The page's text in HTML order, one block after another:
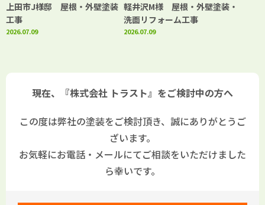
上田市J様邸 屋根・外壁塗装
工事
2026.07.09
軽井沢M様 屋根・外壁塗装・
洗面リフォーム工事
2026.07.09
現在、『株式会社 トラスト』をご検討中の方へ
この度は弊社の塗装をご検討頂き、誠にありがとうご
ざいます。
お気軽にお電話・メールにてご相談をいただけました
ら幸いです。